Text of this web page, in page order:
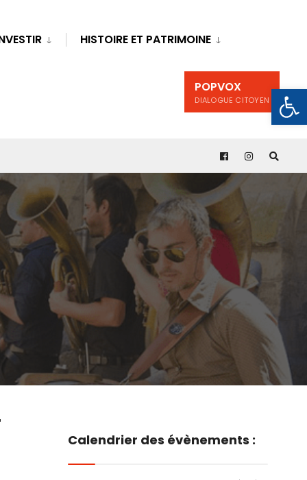
HISTOIRE ET PATRIMOINE
POPVOX
DIALOGUE CITOYEN
Calendrier des évènements :